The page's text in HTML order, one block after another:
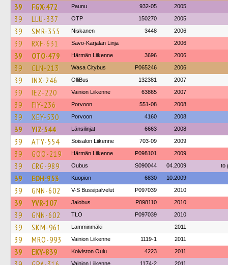
39 FGX-472 Paunu 932-05 2005
39 LLU-337 OTP 150270 2005
39 SMR-355 Niskanen 3448 2006
39 RXF-631 Savo-Karjalan Linja 2006
39 OTO-479 Härmän Liikenne 3696 2006
39 CLN-213 Wasa Citybus P065246 2006
39 INX-246 OlliBus 132381 2007
39 IEZ-220 Vainion Liikenne 63865 2007
39 FIY-236 Porvoon 551-08 2008
39 XEY-530 Porvoon 4160 2008
39 YIZ-544 Länsilinjat 6663 2008
39 ATY-554 Soisalon Liikenne 703-09 2009
39 GOO-219 Härmän Liikenne P098101 2009
39 CRG-989 Oubus S090044 04.2009 to
39 EOH-953 Kuopion 6830 10.2009
39 GNN-602 V-S Bussipalvelut P097039 2010
39 YVR-107 Jalobus P098110 2010
39 GNN-602 TLO P097039 2010
39 SKM-961 Lamminmäki 2011
39 MRO-993 Vainion Liikenne 1119-1 2011
39 EKY-839 Koiviston Oulu 4223 2011
Vainion Liikenne 1174-2 2011